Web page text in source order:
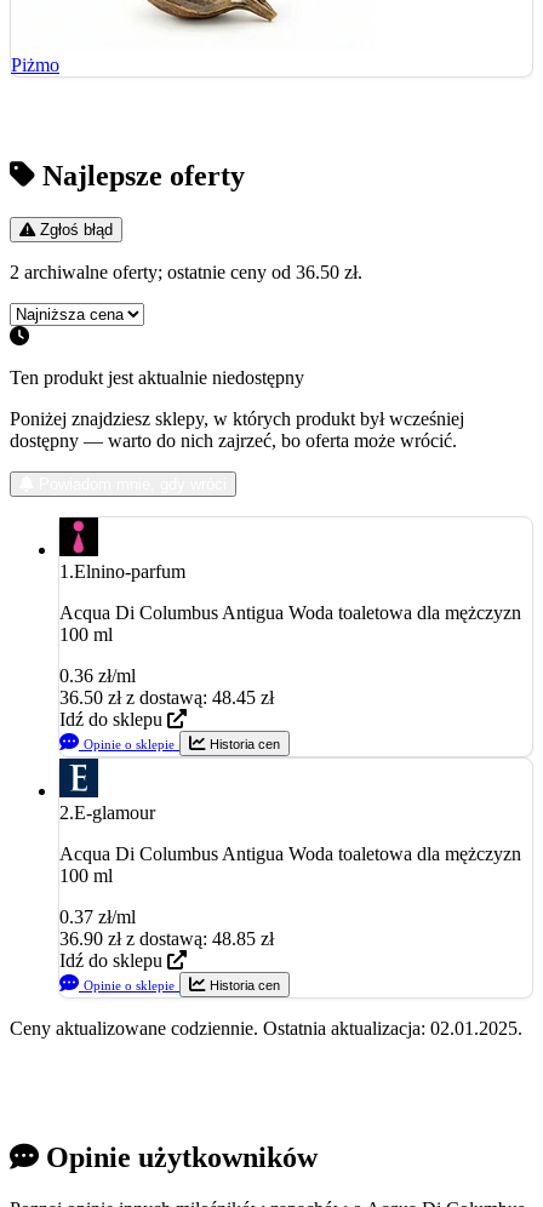
Piżmo
Najlepsze oferty
Zgłoś błąd
2 archiwalne oferty; ostatnie ceny od 36.50 zł.
Ten produkt jest aktualnie niedostępny
Poniżej znajdziesz sklepy, w których produkt był wcześniej
dostępny — warto do nich zajrzeć, bo oferta może wrócić.
1.Elnino-parfum
Acqua Di Columbus Antigua Woda toaletowa dla mężczyzn
100 ml
0.36 zł/ml
36.50 zł z dostawą: 48.45 zł
Idź do sklepu
Opinie o sklepie Historia cen
2.E-glamour
Acqua Di Columbus Antigua Woda toaletowa dla mężczyzn
100 ml
0.37 zł/ml
36.90 zł z dostawą: 48.85 zł
Idź do sklepu
Opinie o sklepie Historia cen
Ceny aktualizowane codziennie. Ostatnia aktualizacja: 02.01.2025.
Opinie użytkowników